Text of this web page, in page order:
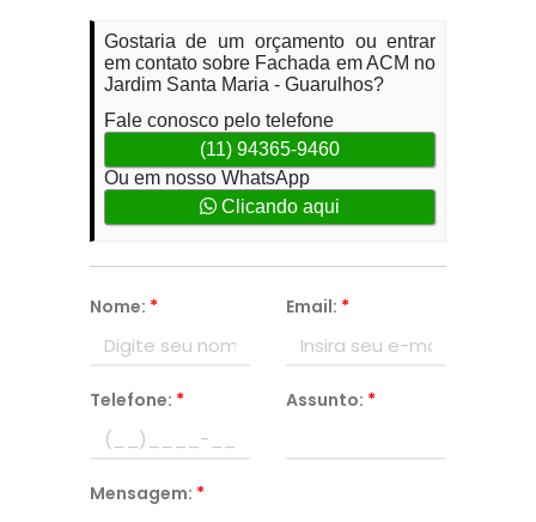
Gostaria de um orçamento ou entrar
em contato sobre Fachada em ACM no
Jardim Santa Maria - Guarulhos?
Fale conosco pelo telefone
(11) 94365-9460
Ou em nosso WhatsApp
Clicando aqui
Nome: * Email: *
Telefone: * Assunto: *
Mensagem: *